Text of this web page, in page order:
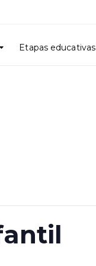
Etapas educativas